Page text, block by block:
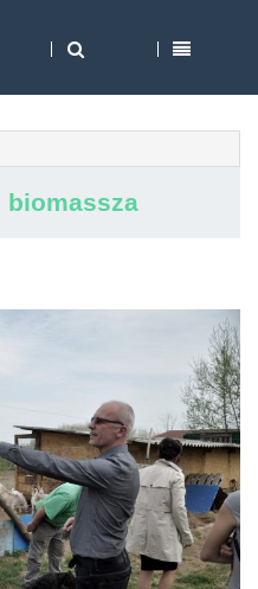
biomassza